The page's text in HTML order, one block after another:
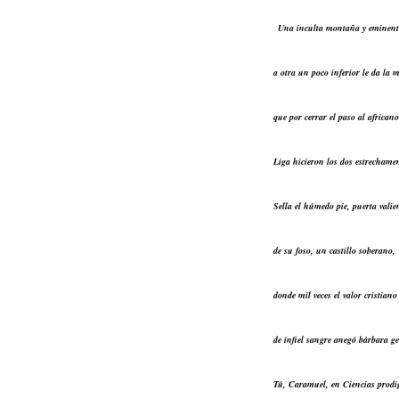
Una inculta montaña y
a otra un poco inferior le da la
que por cerrar el paso al africano
Liga hicieron los dos
Sella el húmedo pie, puerta
de su foso, un castillo soberano,
donde mil veces el valor cristiano
de infiel sangre anegó bárbara
Tú, Caramuel, en Ciencias